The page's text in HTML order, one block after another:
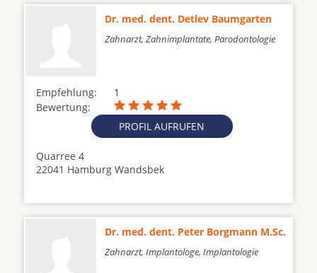
Dr. med. dent. Detlev Baumgarten
Zahnarzt, Zahnimplantate, Parodontologie
Empfehlung:
1
Bewertung:
PROFIL AUFRUFEN
Quarree 4
22041 Hamburg Wandsbek
Dr. med. dent. Peter Borgmann M.Sc.
Zahnarzt, Implantologe, Implantologie